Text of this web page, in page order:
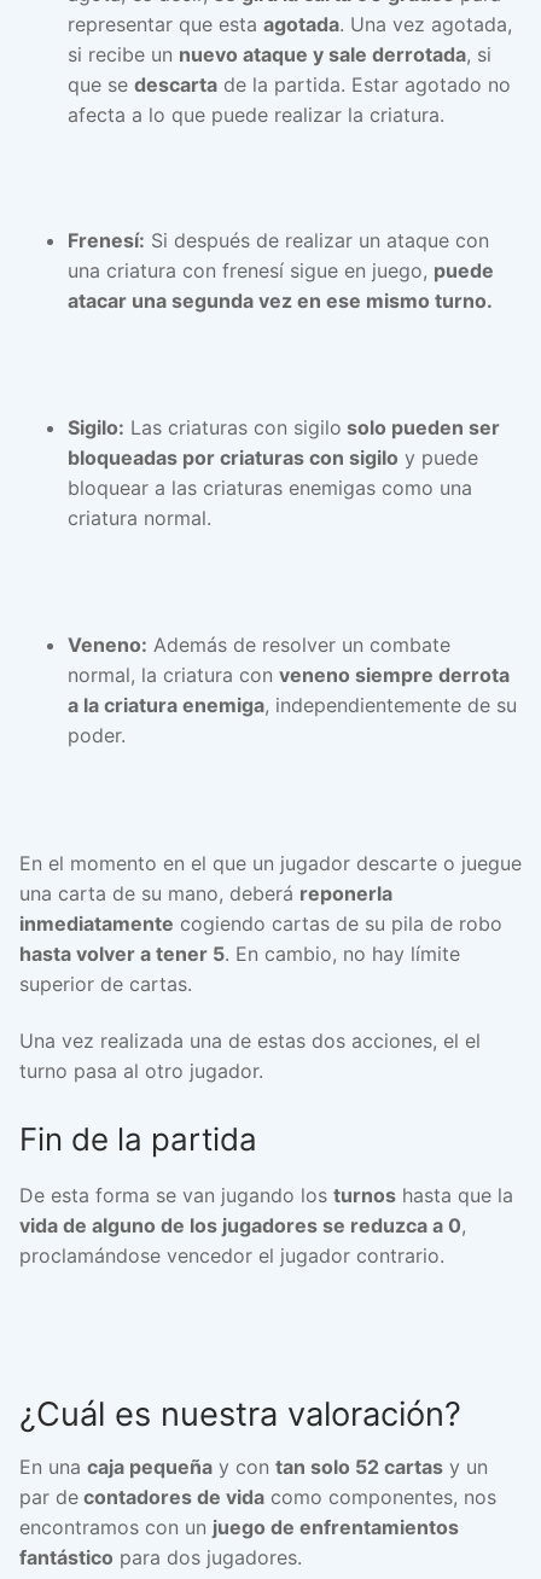
representar que esta agotada. Una vez agotada,
si recibe un nuevo ataque y sale derrotada, si
que se descarta de la partida. Estar agotado no
afecta a lo que puede realizar la criatura.
Frenesí: Si después de realizar un ataque con
una criatura con frenesí sigue en juego, puede
atacar una segunda vez en ese mismo turno.
Sigilo: Las criaturas con sigilo solo pueden ser
bloqueadas por criaturas con sigilo y puede
bloquear a las criaturas enemigas como una
criatura normal.
Veneno: Además de resolver un combate
normal, la criatura con veneno siempre derrota
a la criatura enemiga, independientemente de su
poder.
En el momento en el que un jugador descarte o juegue
una carta de su mano, deberá reponerla
inmediatamente cogiendo cartas de su pila de robo
hasta volver a tener 5. En cambio, no hay límite
superior de cartas.
Una vez realizada una de estas dos acciones, el el
turno pasa al otro jugador.
Fin de la partida
De esta forma se van jugando los turnos hasta que la
vida de alguno de los jugadores se reduzca a 0,
proclamándose vencedor el jugador contrario.
¿Cuál es nuestra valoración?
En una caja pequeña y con tan solo 52 cartas y un
par de contadores de vida como componentes, nos
encontramos con un juego de enfrentamientos
fantástico para dos jugadores.